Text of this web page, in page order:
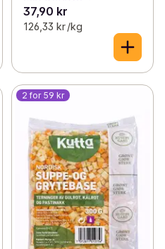
37,90 kr
126,33 kr /kg
2 for 59 kr